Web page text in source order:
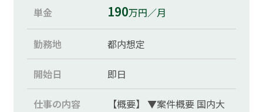
単金 190万円／月
勤務地 都内想定
開始日 即日
仕事の内容
【概要】 ▼案件概要 国内大
取引適正化ガイドライン